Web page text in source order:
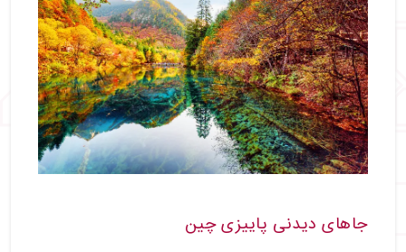
جاهای دیدنی پاییزی چین